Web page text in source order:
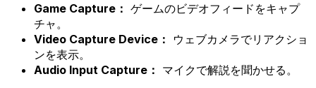
Game Capture： ゲームのビデオフィードをキャプ
チャ。
Video Capture Device：
ウェブカメラでリアクショ
ンを表示。
Audio Input Capture： マイクで解説を聞かせる。